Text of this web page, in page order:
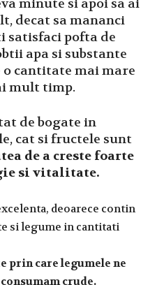
minute si apoi sa ai
decat sa mananci
satisfaci pofta de
apa si substante
cantitate mai mare
mult timp.
de bogate in
cat si fructele sunt
de a creste foarte
si vitalitate.
deoarece contin
si legume in cantitati
prin care legumele ne
crude.